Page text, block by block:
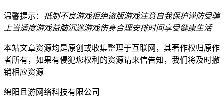
温馨提示： 抵制不良游戏拒绝盗版游戏注意自我保护谨防受骗
上当适度游戏益脑沉迷游戏伤身合理安排时间享受健康生活
本站文章资源均是原创或收集整理于互联网，其著作权归原作
者所有，如果有侵犯您权利的资源请来信告知，我们将及时撤
销相应资源
绵阳且游网络科技有限公司